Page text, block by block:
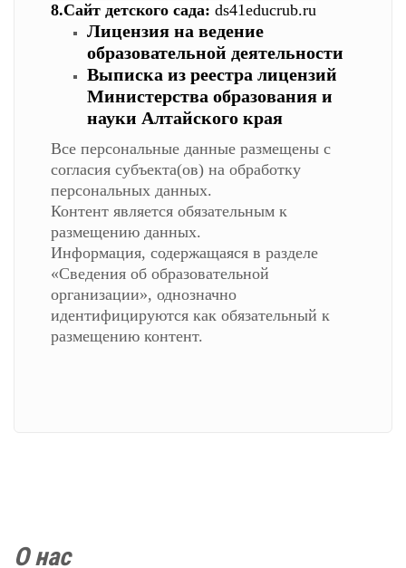
8.Сайт детского сада: ds41educrub.ru
Лицензия на ведение
образовательной деятельности
Выписка из реестра лицензий
Министерства образования и
науки Алтайского края
Все персональные данные размещены с
согласия субъекта(ов) на обработку
персональных данных.
Контент является обязательным к
размещению данных.
Информация, содержащаяся в разделе
«Сведения об образовательной
организации», однозначно
идентифицируются как обязательный к
размещению контент.
О нас